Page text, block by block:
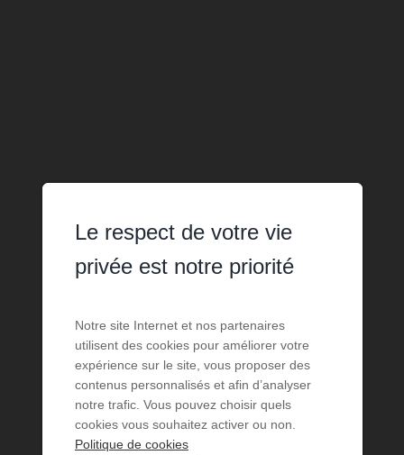
Le respect de votre vie
privée est notre priorité
Notre site Internet et nos partenaires
utilisent des cookies pour améliorer votre
expérience sur le site, vous proposer des
contenus personnalisés et afin d’analyser
notre trafic. Vous pouvez choisir quels
cookies vous souhaitez activer ou non.
Politique de cookies